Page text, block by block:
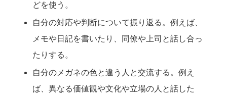
どを使う。
自分の対応や判断について振り返る。例えば、
メモや日記を書いたり、同僚や上司と話し合っ
たりする。
自分のメガネの色と違う人と交流する。例え
ば、異なる価値観や文化や立場の人と話した